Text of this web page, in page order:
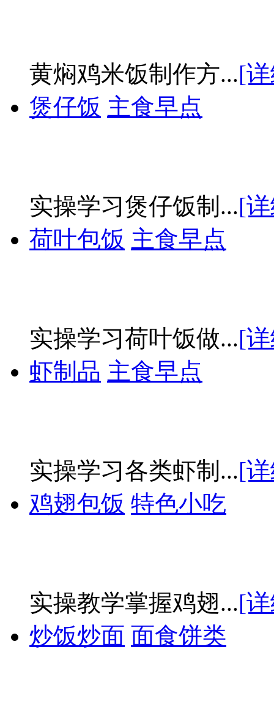
黄焖鸡米饭制作方...[
煲仔饭 主食早点
实操学习煲仔饭制...[
荷叶包饭 主食早点
实操学习荷叶饭做...[
虾制品 主食早点
实操学习各类虾制...[
鸡翅包饭 特色小吃
实操教学掌握鸡翅...[
炒饭炒面 面食饼类